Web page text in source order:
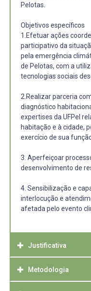
Pelotas.
Objetivos específicos
1.Efetuar ações
participativo da
pela emergência
de Pelotas, com a
tecnologias sociais
2.Realizar parceria
diagnóstico
expertises da UFPel
habitação e à cidade,
exercício de sua
3. Aperfeiçoar
desenvolvimento de
4. Sensibilização e
interlocução e
afetada pelo evento
Justificativa
Tanto a FAURB como
formação de alunos,
Metodologia